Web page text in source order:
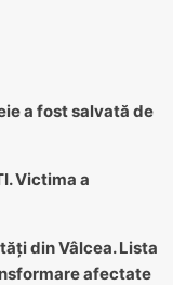
a fost salvată de
Victima a
din Vâlcea. Lista
afectate